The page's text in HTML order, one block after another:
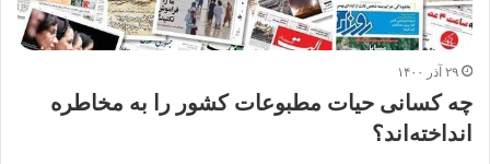
۲۹ آذر ۱۴۰۰
چه کسانی حیات مطبوعات کشور را به مخاطره
انداخته‌اند؟